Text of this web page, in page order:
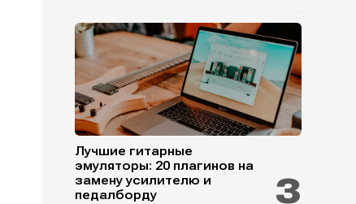
Лучшие гитарные
эмуляторы: 20 плагинов на
замену усилителю и
педалборду